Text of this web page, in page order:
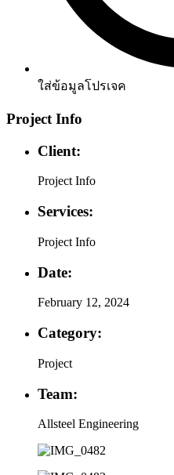
ใส่ข้อมูลโปรเจค
Project Info
Client:
Project Info
Services:
Project Info
Date:
February 12, 2024
Category:
Project
Team:
Allsteel Engineering